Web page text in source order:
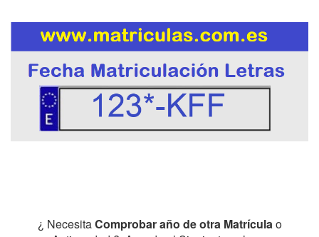
¿ NecesitaComprobar año de otra Matrículao